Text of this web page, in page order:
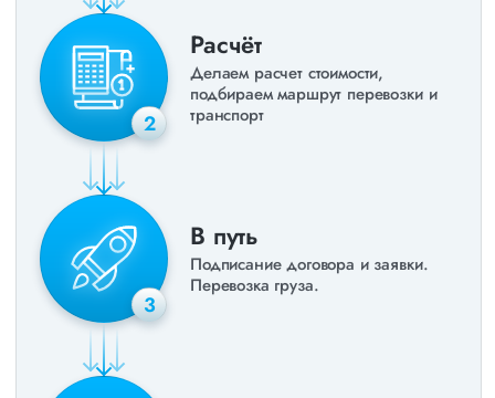
2
Расчёт
Делаем расчет стоимости,
подбираем маршрут перевозки и
транспорт
3
В путь
Подписание договора и заявки.
Перевозка груза.